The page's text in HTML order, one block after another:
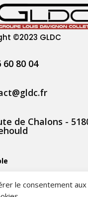
le consentement aux
©2023 GLDC
60 80 04
de Chalons -